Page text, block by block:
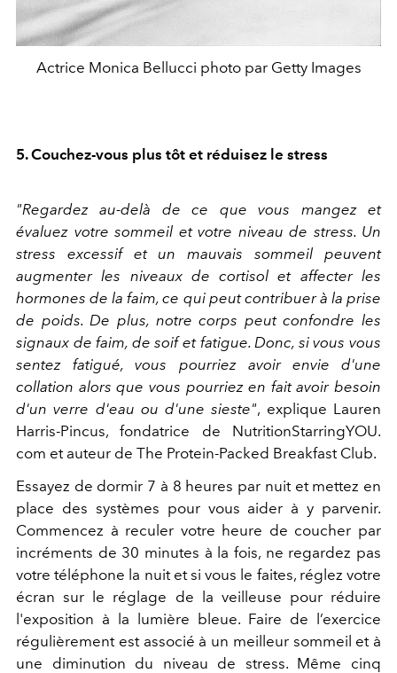
Actrice Monica Bellucci photo par Getty Images
5. Couchez-vous plus tôt et réduisez le stress
"Regardez au-delà de ce que vous mangez et
évaluez votre sommeil et votre niveau de stress. Un
stress excessif et un mauvais sommeil peuvent
augmenter les niveaux de cortisol et affecter les
hormones de la faim, ce qui peut contribuer à la prise
de poids. De plus, notre corps peut confondre les
signaux de faim, de soif et fatigue. Donc, si vous vous
sentez fatigué, vous pourriez avoir envie d'une
collation alors que vous pourriez en fait avoir besoin
d'un verre d'eau ou d'une sieste", explique Lauren
Harris-Pincus, fondatrice de NutritionStarringYOU.
com et auteur de The Protein-Packed Breakfast Club.
Essayez de dormir 7 à 8 heures par nuit et mettez en
place des systèmes pour vous aider à y parvenir.
Commencez à reculer votre heure de coucher par
incréments de 30 minutes à la fois, ne regardez pas
votre téléphone la nuit et si vous le faites, réglez votre
écran sur le réglage de la veilleuse pour réduire
l'exposition à la lumière bleue. Faire de l’exercice
régulièrement est associé à un meilleur sommeil et à
une diminution du niveau de stress. Même cinq